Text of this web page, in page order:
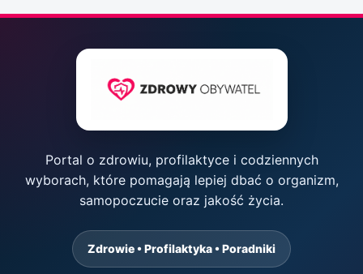
Portal o zdrowiu, profilaktyce i codziennych
wyborach, które pomagają lepiej dbać o organizm,
samopoczucie oraz jakość życia.
Zdrowie • Profilaktyka • Poradniki